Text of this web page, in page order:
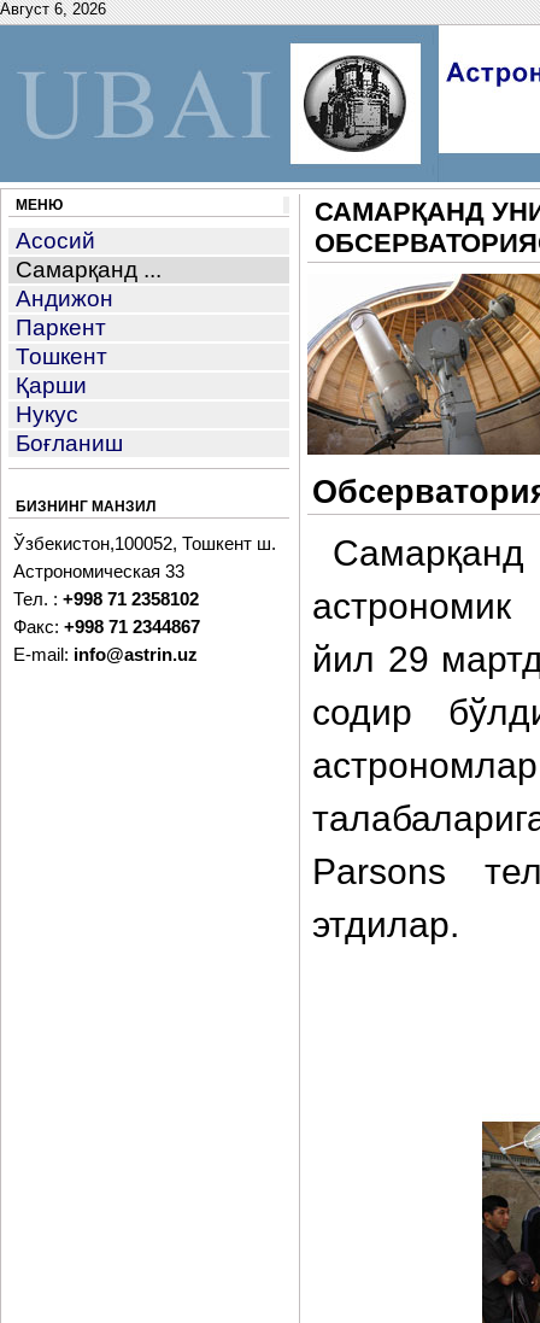
Август 6, 2026
МЕНЮ
Асосий
Самарқанд ...
Андижон
Паркент
Тошкент
Қарши
Нукус
Боғланиш
БИЗНИНГ МАНЗИЛ
Ўзбекистон,100052, Тошкент ш.
Астрономическая 33
Тел. : +998 71 2358102
Факс: +998 71 2344867
E-mail: info@astrin.uz
САМАРҚАНД
Самарқанд
йил 29
содир
Parsons
этдилар.